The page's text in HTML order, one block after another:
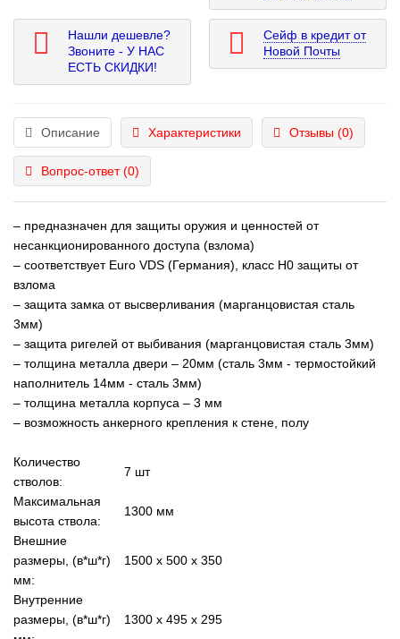
Нашли дешевле?
Звоните - У НАС
ЕСТЬ СКИДКИ!
Сейф в кредит от
Новой Почты
Описание Характеристики Отзывы (0)
Вопрос-ответ(0)
– предназначен для защиты оружия и ценностей от
несанкционированного доступа (взлома)
– соответствует Euro VDS (Германия), класс Н0 защиты от
взлома
– защита замка от высверливания (марганцовистая сталь
3мм)
– защита ригелей от выбивания (марганцовистая сталь 3мм)
– толщина металла двери – 20мм (сталь 3мм - термостойкий
наполнитель 14мм - сталь 3мм)
– толщина металла корпуса – 3 мм
– возможность анкерного крепления к стене, полу
Количество
стволов:
7 шт
Максимальная
высота ствола:
1300 мм
Внешние
размеры, (в*ш*г)
мм:
1500 x 500 x 350
Внутренние
размеры, (в*ш*г)
1300 x 495 x 295